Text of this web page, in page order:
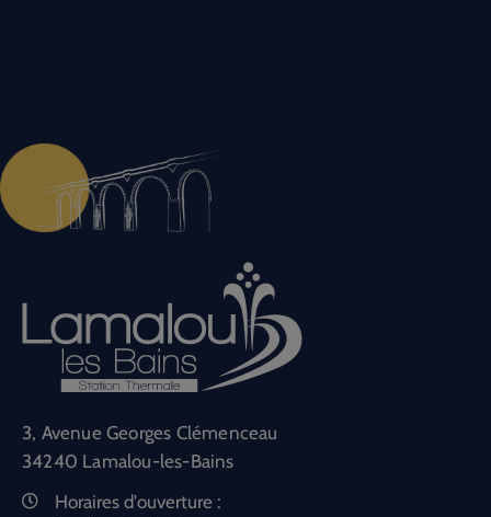
3, Avenue Georges Clémenceau
34240 Lamalou-les-Bains
Horaires d'ouverture :